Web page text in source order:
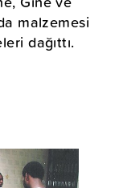
malzemesi
dağıttı.